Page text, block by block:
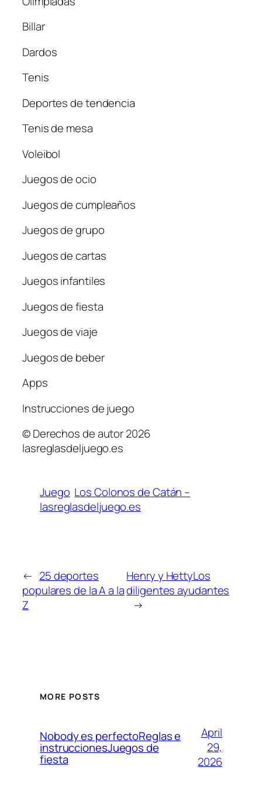
Billar
Dardos
Tenis
Deportes de tendencia
Tenis de mesa
Voleibol
Juegos de ocio
Juegos de cumpleaños
Juegos de grupo
Juegos de cartas
Juegos infantiles
Juegos de fiesta
Juegos de viaje
Juegos de beber
Apps
Instrucciones de juego
© Derechos de autor 2026
lasreglasdeljuego.es
Juego Los Colonos de Catán –
lasreglasdeljuego.es
← 25 deportes
populares de la A a la
Z
Henry y HettyLos
diligentes ayudantes
→
MORE POSTS
Nobody es perfectoReglas e
instruccionesJuegos de
fiesta
April
29,
2026